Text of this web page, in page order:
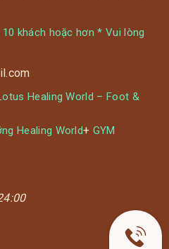
khách hoặc hơn * Vui lòng
Healing World – Foot &
Healing World+ GYM